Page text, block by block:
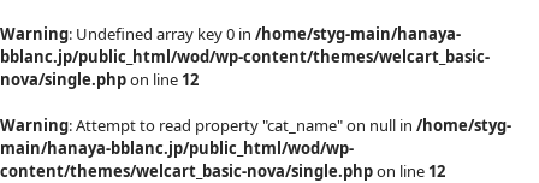
Warning: Undefined array key 0 in /home/styg-main/hanaya-
bblanc.jp/public_html/wod/wp-content/themes/welcart_basic-
nova/single.phpon line 12
Warning: Attempt to read property "cat_name" on null in /home/styg-
main/hanaya-bblanc.jp/public_html/wod/wp-
content/themes/welcart_basic-nova/single.phpon line 12